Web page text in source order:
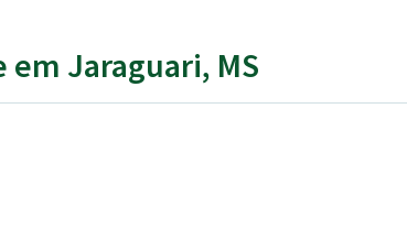
em Jaraguari, MS